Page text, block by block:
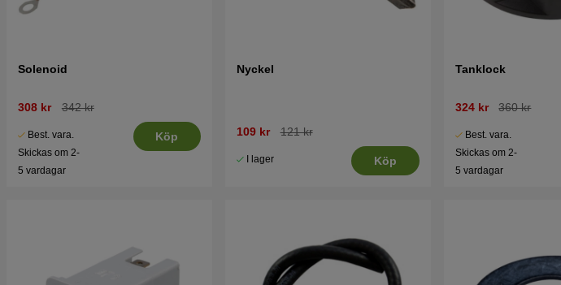
Solenoid
308 kr 342 kr
Best. vara.
Skickas om 2-
5 vardagar
Köp
Nyckel
109 kr 121 kr
I lager Köp
Tanklock
324 kr 360 kr
Best. vara.
Skickas om 2-
5 vardagar